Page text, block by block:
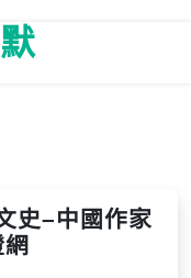
史–中國作家